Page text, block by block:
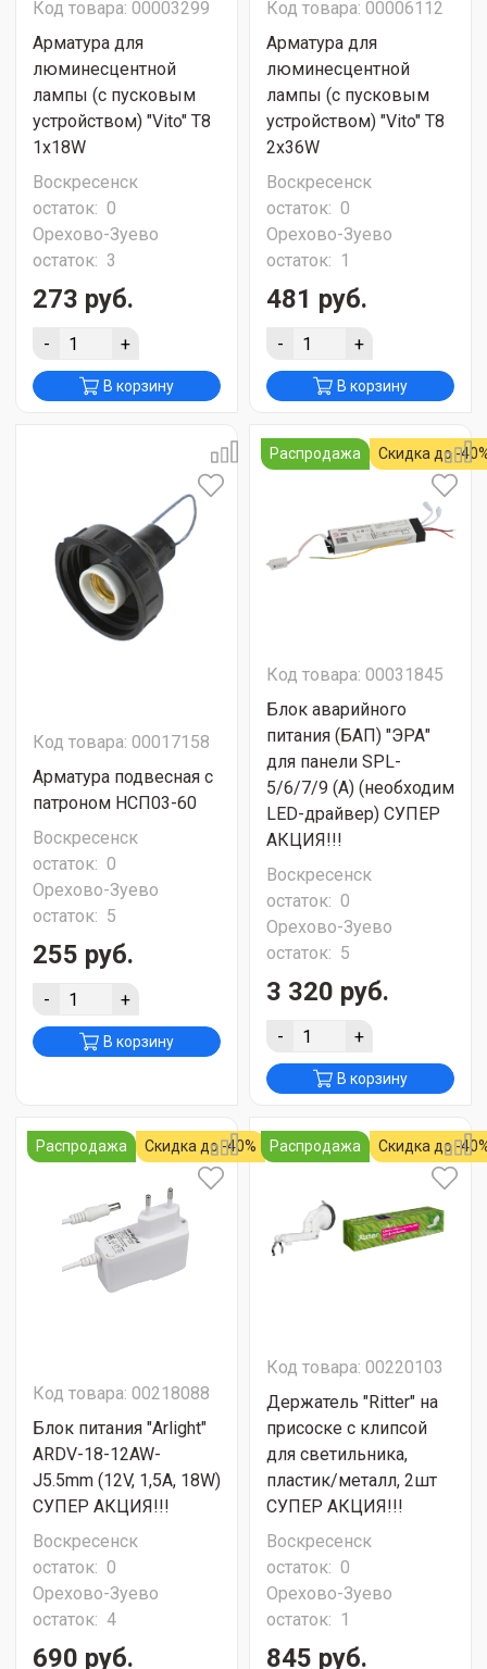
Код товара: 00003299
Арматура для
люминесцентной
лампы (с пусковым
устройством) "Vito" T8
1х18W
Воскресенск
остаток: 0
Орехово-Зуево
остаток: 3
273 руб.
- +
В корзину
Код товара: 00006112
Арматура для
люминесцентной
лампы (с пусковым
устройством) "Vito" T8
2х36W
Воскресенск
остаток: 0
Орехово-Зуево
остаток: 1
481 руб.
- +
В корзину
Код товара: 00017158
Арматура подвесная с
патроном НСП03-60
Воскресенск
остаток: 0
Орехово-Зуево
остаток: 5
255 руб.
- +
В корзину
Распродажа Скидка до -
Код товара: 00031845
Блок аварийного
питания (БАП) "ЭРА"
для панели SPL-
5/6/7/9 (A) (необходим
LED-драйвер) СУПЕР
АКЦИЯ!!!
Воскресенск
остаток: 0
Орехово-Зуево
остаток: 5
3 320 руб.
- +
В корзину
Распродажа Скидка до -40%
Код товара: 00218088
Блок питания "Arlight"
ARDV-18-12AW-
J5.5mm (12V, 1,5A, 18W)
СУПЕР АКЦИЯ!!!
Воскресенск
остаток: 0
Орехово-Зуево
остаток: 4
690 руб.
Распродажа Скидка до -
Код товара: 00220103
Держатель "Ritter" на
присоске с клипсой
для светильника,
пластик/металл, 2шт
СУПЕР АКЦИЯ!!!
Воскресенск
остаток: 0
Орехово-Зуево
остаток: 1
845 руб.